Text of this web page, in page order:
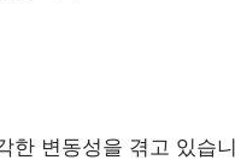
한 변동성을 겪고 있습니